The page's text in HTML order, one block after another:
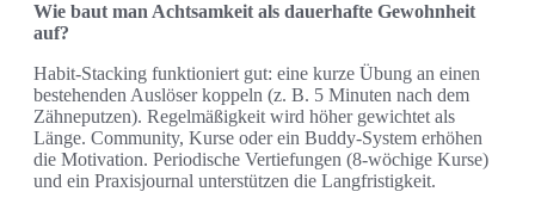
Wie baut man Achtsamkeit als dauerhafte Gewohnheit
auf?
Habit-Stacking funktioniert gut: eine kurze Übung an einen
bestehenden Auslöser koppeln (z. B. 5 Minuten nach dem
Zähneputzen). Regelmäßigkeit wird höher gewichtet als
Länge. Community, Kurse oder ein Buddy-System erhöhen
die Motivation. Periodische Vertiefungen (8‑wöchige Kurse)
und ein Praxisjournal unterstützen die Langfristigkeit.